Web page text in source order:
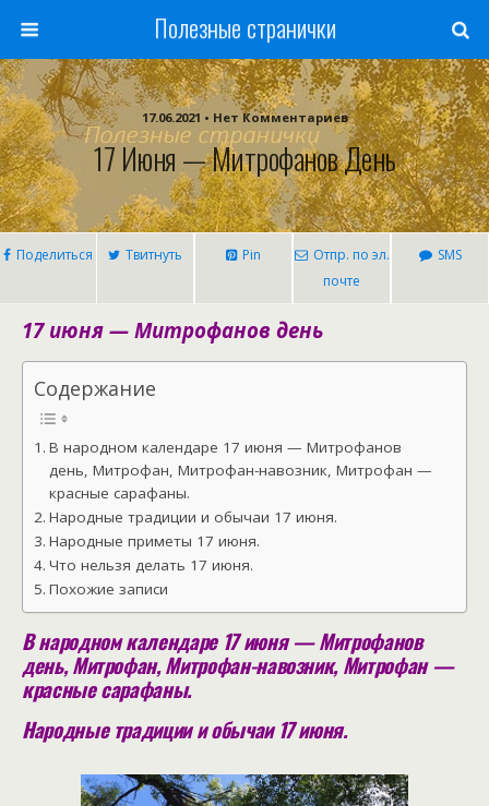
Полезные странички
17.06.2021 • Нет Комментариев
17 Июня — Митрофанов День
Поделиться Твитнуть Pin
Отпр. по эл.
почте
SMS
17 июня — Митрофанов день
Содержание
В народном календаре 17 июня — Митрофанов
день, Митрофан, Митрофан-навозник, Митрофан —
красные сарафаны.
Народные традиции и обычаи 17 июня.
Народные приметы 17 июня.
Что нельзя делать 17 июня.
Похожие записи
В народном календаре 17 июня — Митрофанов
день, Митрофан, Митрофан-навозник, Митрофан —
красные сарафаны.
Народные традиции и обычаи 17 июня.